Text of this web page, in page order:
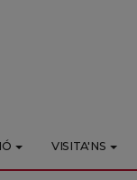
VISITA'NS